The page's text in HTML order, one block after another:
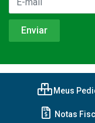
Meus
Notas